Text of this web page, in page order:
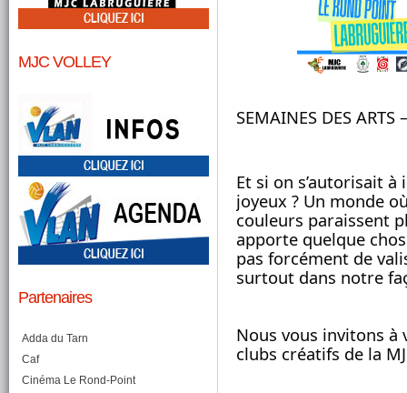
SEMAINES DES
Et si on s’autorisait
joyeux ? Un monde
couleurs paraissent
apporte quelque
pas forcément de
surtout dans notre
Nous vous invitons
clubs créatifs de la
MJC VOLLEY
Partenaires
Adda du Tarn
Caf
Cinéma Le Rond-Point